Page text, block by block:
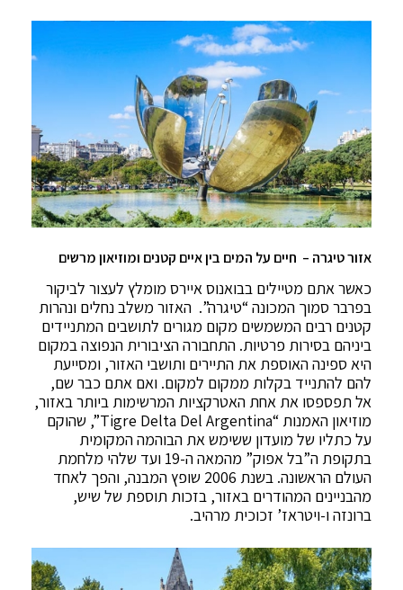
אזור טיגרה – חיים על המים בין איים קטנים ומוזיאון מרשים
כאשר אתם מטיילים בבואנוס איירס מומלץ לעצור לביקור
בפרבר סמוך המכונה “טיגרה”. האזור משלב נחלים ונהרות
קטנים רבים המשמשים מקום מגורים לתושבים המתניידים
ביניהם בסירות פרטיות. התחבורה הציבורית הנפוצה במקום
היא ספינה האוספת את התיירים ותושבי האזור, ומסייעת
להם להתנייד בקלות ממקום למקום. ואם אתם כבר שם,
אל תפספסו את אחת האטרקציות המרשימות ביותר באזור,
מוזיאון האמנות “Tigre Delta Del Argentina”, שהוקם
על כתליו של מועדון ששימש את הבוהמה המקומית
בתקופת ה”בל אפוק” מהמאה ה-19 ועד שלהי מלחמת
העולם הראשונה. בשנת 2006 שופץ המבנה, והפך לאחד
מהבניינים המהודרים באזור, בזכות תוספת של שיש,
ברונזה ו-ויטראז’ זכוכית מרהיב.